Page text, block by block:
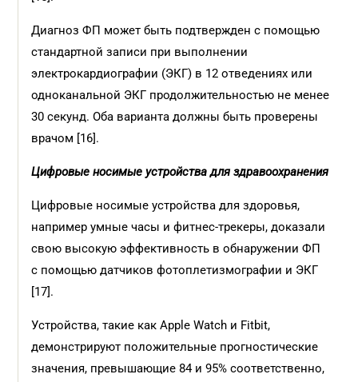
Диагноз ФП может быть подтвержден с помощью
стандартной записи при выполнении
электрокардиографии (ЭКГ) в 12 отведениях или
одноканальной ЭКГ продолжительностью не менее
30 секунд. Оба варианта должны быть проверены
врачом [16].
Цифровые носимые устройства для здравоохранения
Цифровые носимые устройства для здоровья,
например умные часы и фитнес-трекеры, доказали
свою высокую эффективность в обнаружении ФП
с помощью датчиков фотоплетизмографии и ЭКГ
[17].
Устройства, такие как Apple Watch и Fitbit,
демонстрируют положительные прогностические
значения, превышающие 84 и 95% соответственно,